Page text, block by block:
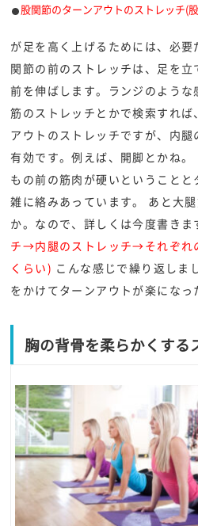
股関節のターンアウトのストレッチ(
が足を高く上げるためには、必
関節の前のストレッチは、足を
前を伸ばします。ランジのよう
筋のストレッチとかで検索すれ
アウトのストレッチですが、内
有効です。例えば、開脚とかね
もの前の筋肉が硬いということ
雑に絡みあっています。 あと大
か。なので、詳しくは今度書きま
チ→内腿のストレッチ→それぞれ
くらい) こんな感じで繰り返しま
をかけてターンアウトが楽になっ
胸の背骨を柔らかくする